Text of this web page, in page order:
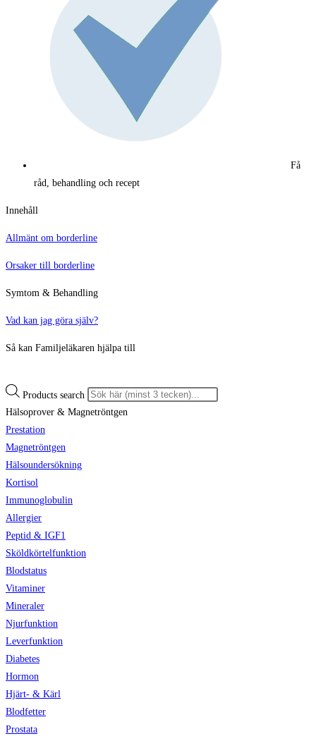
Få
råd, behandling och recept
Innehåll
Allmänt om borderline
Orsaker till borderline
Symtom & Behandling
Vad kan jag göra själv?
Så kan Familjeläkaren hjälpa till
Products search
Hälsoprover & Magnetröntgen
Prestation
Magnetröntgen
Hälsoundersökning
Kortisol
Immunoglobulin
Allergier
Peptid & IGF1
Sköldkörtelfunktion
Blodstatus
Vitaminer
Mineraler
Njurfunktion
Leverfunktion
Diabetes
Hormon
Hjärt- & Kärl
Blodfetter
Prostata